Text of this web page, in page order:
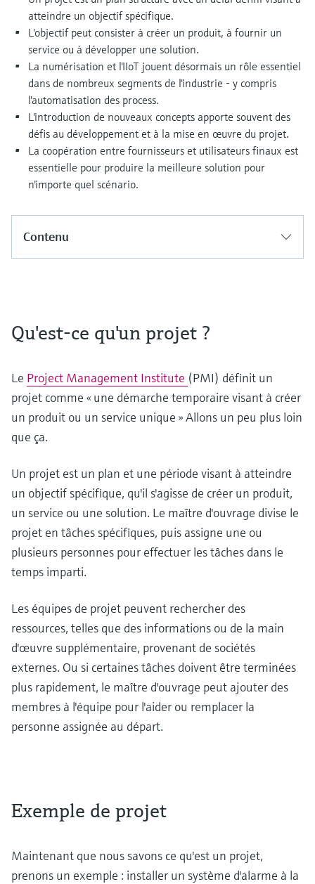
l'application
Device Viewer
Trouver des informations et de la
documentation spécifiques à un produit
Recherche de pièces détachées
Trouvez la bonne pièce de rechange en
tapant la racine/le code du produit et
accédez aux données spécifiques, vues
éclatées et notices de montage des appareils
pour un remplacement/réparation rapide.
Mesure du niveau par barrière à
micro-ondes
Mesure du niveau par la pression
Voir tous
Analyseurs de dureté, fer, etc.
Photomètres de process
Mesure par transmission de micro-
ondes
Technologie Memosens
Voir tous
décisionnels
atteindre un objectif spécifique.
L'objectif peut consister à créer un produit, à fournir un
service ou à développer une solution.
La numérisation et l'IIoT jouent désormais un rôle essentiel
dans de nombreux segments de l'industrie - y compris
l'automatisation des process.
L'introduction de nouveaux concepts apporte souvent des
défis au développement et à la mise en œuvre du projet.
La coopération entre fournisseurs et utilisateurs finaux est
essentielle pour produire la meilleure solution pour
n'importe quel scénario.
Contenu
Qu'est-ce qu'un projet ?
Le Project Management Institute (PMI) définit un
projet comme « une démarche temporaire visant à créer
un produit ou un service unique » Allons un peu plus loin
que ça.
Un projet est un plan et une période visant à atteindre
un objectif spécifique, qu'il s'agisse de créer un produit,
un service ou une solution. Le maître d'ouvrage divise le
projet en tâches spécifiques, puis assigne une ou
plusieurs personnes pour effectuer les tâches dans le
temps imparti.
Les équipes de projet peuvent rechercher des
ressources, telles que des informations ou de la main
d'œuvre supplémentaire, provenant de sociétés
externes. Ou si certaines tâches doivent être terminées
plus rapidement, le maître d'ouvrage peut ajouter des
membres à l'équipe pour l'aider ou remplacer la
personne assignée au départ.
Exemple de projet
Maintenant que nous savons ce qu'est un projet,
prenons un exemple : installer un système d'alarme à la